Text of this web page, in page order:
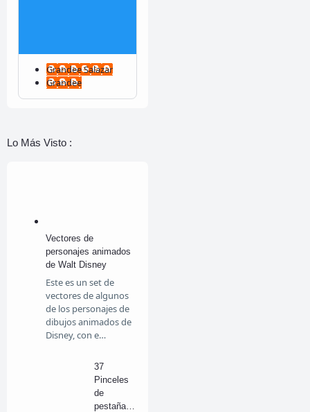
Grandee Salazar
Grandee
Lo Más Visto :
Vectores de
personajes animados
de Walt Disney
Este es un set de
vectores de algunos
de los personajes de
dibujos animados de
Disney, con e…
37
Pinceles
de
pestañas